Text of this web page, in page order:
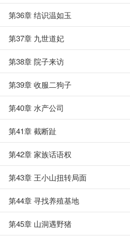
第36章 结识温如玉
第37章 九世道妃
第38章 院子来访
第39章 收服二狗子
第40章 水产公司
第41章 截断趾
第42章 家族话语权
第43章 王小山扭转局面
第44章 寻找养殖基地
第45章 山洞遇野猪